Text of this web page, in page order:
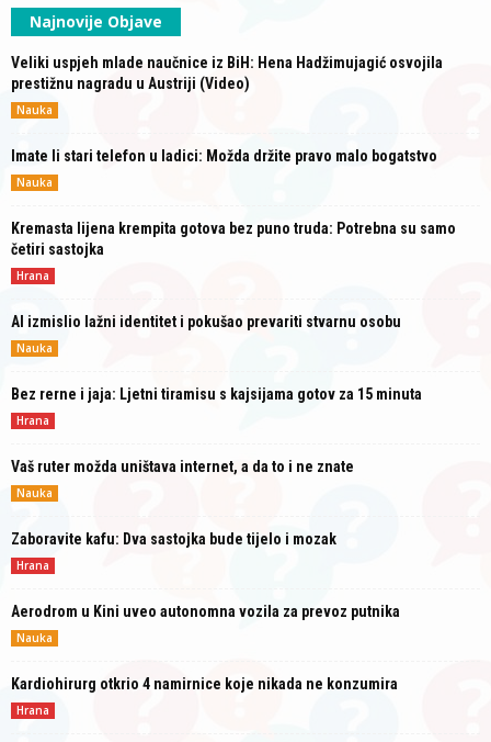
Najnovije Objave
Veliki uspjeh mlade naučnice iz BiH: Hena Hadžimujagić osvojila
prestižnu nagradu u Austriji (Video)
Nauka
Imate li stari telefon u ladici: Možda držite pravo malo bogatstvo
Nauka
Kremasta lijena krempita gotova bez puno truda: Potrebna su samo
četiri sastojka
Hrana
AI izmislio lažni identitet i pokušao prevariti stvarnu osobu
Nauka
Bez rerne i jaja: Ljetni tiramisu s kajsijama gotov za 15 minuta
Hrana
Vaš ruter možda uništava internet, a da to i ne znate
Nauka
Zaboravite kafu: Dva sastojka bude tijelo i mozak
Hrana
Aerodrom u Kini uveo autonomna vozila za prevoz putnika
Nauka
Kardiohirurg otkrio 4 namirnice koje nikada ne konzumira
Hrana